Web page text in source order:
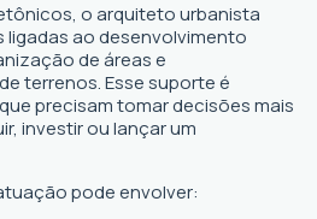
o arquiteto urbanista
ligadas ao desenvolvimento
de áreas e
terrenos. Esse suporte é
precisam tomar decisões mais
investir ou lançar um
pode envolver: